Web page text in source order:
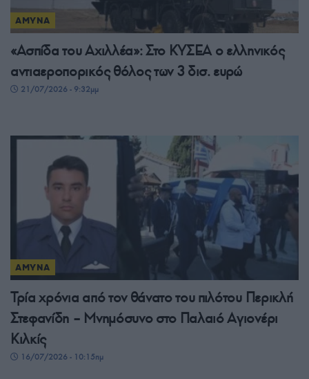
ΑΜΥΝΑ
«Ασπίδα του Αχιλλέα»: Στο ΚΥΣΕΑ ο ελληνικός
αντιαεροπορικός θόλος των 3 δισ. ευρώ
21/07/2026 - 9:32μμ
ΑΜΥΝΑ
Τρία χρόνια από τον θάνατο του πιλότου Περικλή
Στεφανίδη – Μνημόσυνο στο Παλαιό Αγιονέρι
Κιλκίς
16/07/2026 - 10:15πμ